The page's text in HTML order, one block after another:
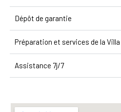
Dépôt de garantie
Préparation et services de la Villa
Assistance 7j/7